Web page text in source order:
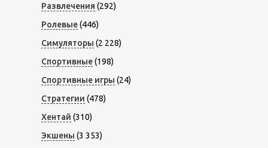
Развлечения (292)
Ролевые(446)
Симуляторы (2 228)
Спортивные(198)
Спортивные игры (24)
Стратегии (478)
Хентай (310)
Экшены (3 353)